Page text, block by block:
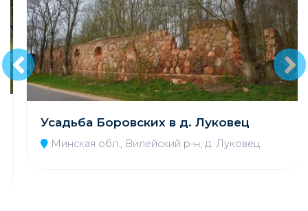
Усадьба Боровских в д. Луковец
Минская обл., Вилейский р-н, д. Луковец